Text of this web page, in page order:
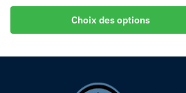
Choix des options